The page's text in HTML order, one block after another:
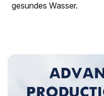
gesundes Wasser.